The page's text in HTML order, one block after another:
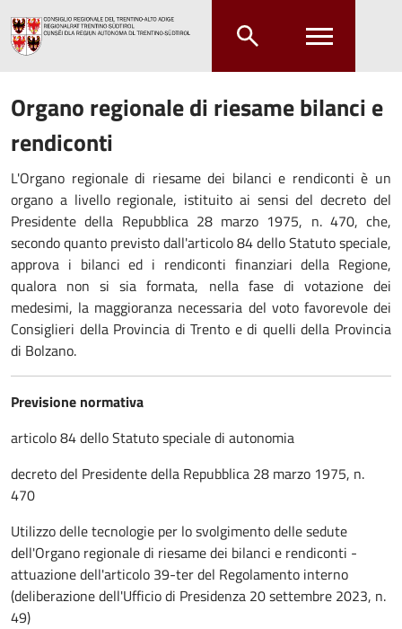
Organo regionale di riesame bilanci e
rendiconti
L'Organo regionale di riesame dei bilanci e rendiconti è un
organo a livello regionale, istituito ai sensi del decreto del
Presidente della Repubblica 28 marzo 1975, n. 470, che,
secondo quanto previsto dall'articolo 84 dello Statuto speciale,
approva i bilanci ed i rendiconti finanziari della Regione,
qualora non si sia formata, nella fase di votazione dei
medesimi, la maggioranza necessaria del voto favorevole dei
Consiglieri della Provincia di Trento e di quelli della Provincia
di Bolzano.
Previsione normativa
articolo 84 dello Statuto speciale di autonomia
decreto del Presidente della Repubblica 28 marzo 1975, n.
470
Utilizzo delle tecnologie per lo svolgimento delle sedute
dell'Organo regionale di riesame dei bilanci e rendiconti -
attuazione dell'articolo 39-ter del Regolamento interno
(deliberazione dell'Ufficio di Presidenza 20 settembre 2023, n.
49)